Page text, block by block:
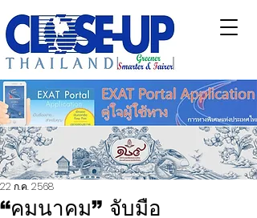
“คมนาคม” จับมือ
22 ก.ค. 2568